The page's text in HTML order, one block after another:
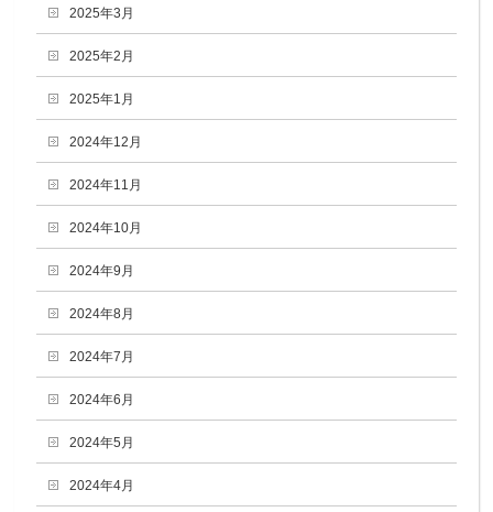
2025年3月
2025年2月
2025年1月
2024年12月
2024年11月
2024年10月
2024年9月
2024年8月
2024年7月
2024年6月
2024年5月
2024年4月